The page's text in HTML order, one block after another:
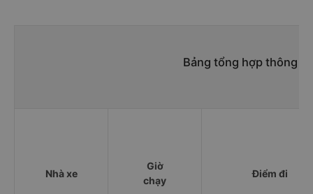
Bảng tổng hợp thông
Nhà xe
Giờ
chạy
Điểm đi